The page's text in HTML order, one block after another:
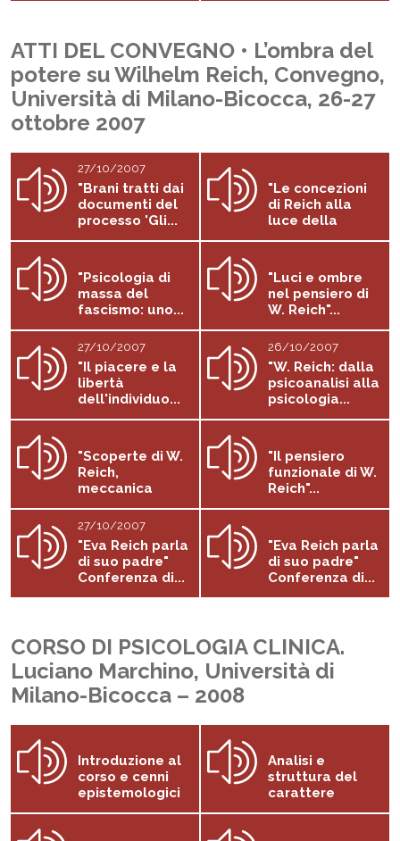
ATTI DEL CONVEGNO • L’ombra del
potere su Wilhelm Reich, Convegno,
Università di Milano-Bicocca, 26-27
ottobre 2007
27/10/2007
"Brani tratti dai
documenti del
processo 'Gli...
"Le concezioni
di Reich alla
luce della
fisica...
"Psicologia di
massa del
fascismo: uno...
"Luci e ombre
nel pensiero di
W. Reich"...
27/10/2007
"Il piacere e la
libertà
dell'individuo...
26/10/2007
"W. Reich: dalla
psicoanalisi alla
psicologia...
"Scoperte di W.
Reich,
meccanica
quantistica e...
"Il pensiero
funzionale di W.
Reich"...
27/10/2007
"Eva Reich parla
di suo padre"
Conferenza di...
"Eva Reich parla
di suo padre"
Conferenza di...
CORSO DI PSICOLOGIA CLINICA.
Luciano Marchino, Università di
Milano-Bicocca – 2008
Introduzione al
corso e cenni
epistemologici
Analisi e
struttura del
carattere